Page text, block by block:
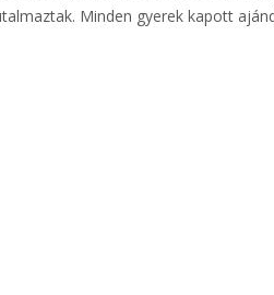
Minden gyerek kapott